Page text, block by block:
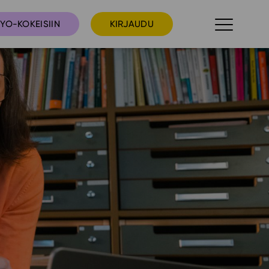
KOKEISIIN KIRJAUDU
Tilaa uutiskirje
Ota yhteyttä
In English